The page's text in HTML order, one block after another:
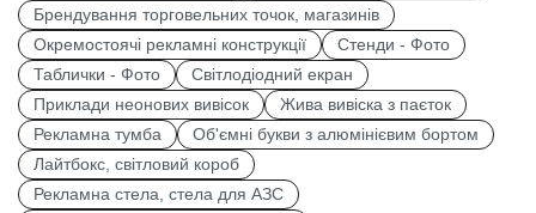
Брендування торговельних точок, магазинів
Окремостоячі рекламні конструкції
Стенди - Фото
Таблички - Фото
Світлодіодний екран
Приклади неонових вивісок
Жива вивіска з паєток
Рекламна тумба
Об'ємні букви з алюмінієвим бортом
Лайтбокс, світловий короб
Рекламна стела, стела для АЗС